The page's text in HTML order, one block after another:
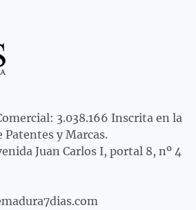
3.038.166 Inscrita en la
Patentes y Marcas.
Juan Carlos I, portal 8, nº 4